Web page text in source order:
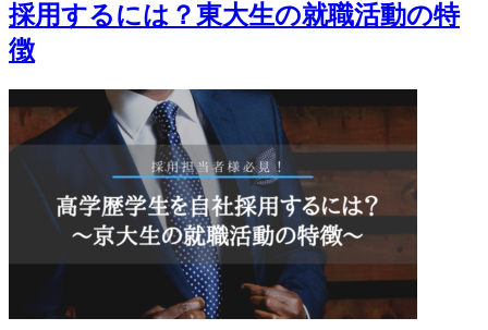
採用するには？東大生の就職活動の特
徴